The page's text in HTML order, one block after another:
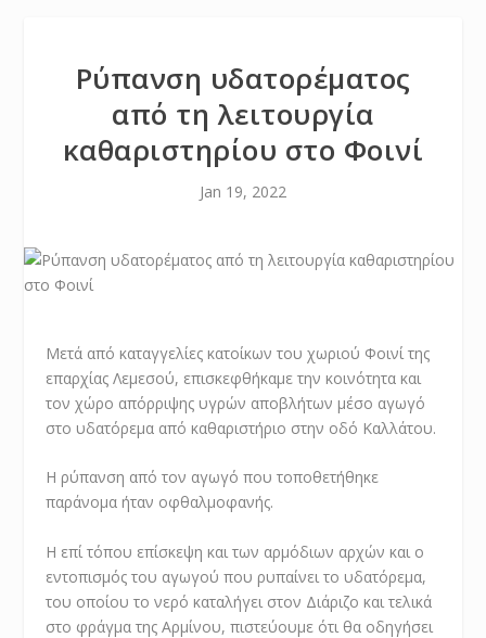
Ρύπανση υδατορέματος
από τη λειτουργία
καθαριστηρίου στο Φοινί
Jan 19, 2022
Μετά από καταγγελίες κατοίκων του χωριού Φοινί της
επαρχίας Λεμεσού, επισκεφθήκαμε την κοινότητα και
τον χώρο απόρριψης υγρών αποβλήτων μέσο αγωγό
στο υδατόρεμα από καθαριστήριο στην οδό Καλλάτου.
Η ρύπανση από τον αγωγό που τοποθετήθηκε
παράνομα ήταν οφθαλμοφανής.
Η επί τόπου επίσκεψη και των αρμόδιων αρχών και ο
εντοπισμός του αγωγού που ρυπαίνει το υδατόρεμα,
του οποίου το νερό καταλήγει στον Διάριζο και τελικά
στο φράγμα της Αρμίνου, πιστεύουμε ότι θα οδηγήσει